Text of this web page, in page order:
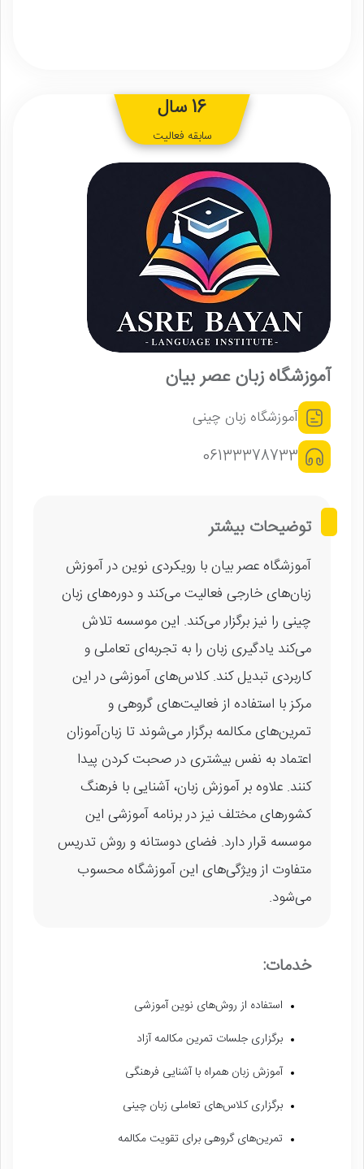
آموزشگاه زبان عصر بیان
آموزشگاه زبان چینی
06133378733
16 سال
سابقه فعالیت
توضیحات بیشتر
آموزشگاه عصر بیان با رویکردی نوین در آموزش
زبان‌های خارجی فعالیت می‌کند و دوره‌های زبان
چینی را نیز برگزار می‌کند. این موسسه تلاش
می‌کند یادگیری زبان را به تجربه‌ای تعاملی و
کاربردی تبدیل کند. کلاس‌های آموزشی در این
مرکز با استفاده از فعالیت‌های گروهی و
تمرین‌های مکالمه برگزار می‌شوند تا زبان‌آموزان
اعتماد به نفس بیشتری در صحبت کردن پیدا
کنند. علاوه بر آموزش زبان، آشنایی با فرهنگ
کشورهای مختلف نیز در برنامه آموزشی این
موسسه قرار دارد. فضای دوستانه و روش تدریس
متفاوت از ویژگی‌های این آموزشگاه محسوب
می‌شود.
خدمات:
استفاده از روش‌های نوین آموزشی
برگزاری جلسات تمرین مکالمه آزاد
آموزش زبان همراه با آشنایی فرهنگی
برگزاری کلاس‌های تعاملی زبان چینی
تمرین‌های گروهی برای تقویت مکالمه